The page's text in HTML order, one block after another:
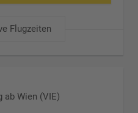
Flugzeiten
ab Wien (VIE)